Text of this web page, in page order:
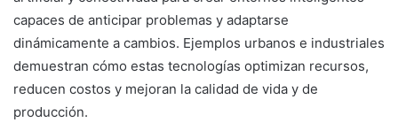
capaces de anticipar problemas y adaptarse
dinámicamente a cambios. Ejemplos urbanos e industriales
demuestran cómo estas tecnologías optimizan recursos,
reducen costos y mejoran la calidad de vida y de
producción.